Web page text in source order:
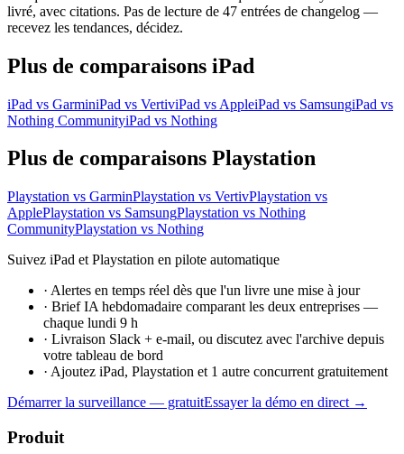
livré, avec citations. Pas de lecture de 47 entrées de changelog —
recevez les tendances, décidez.
Plus de comparaisons iPad
iPad vs GarminiPad vs VertiviPad vs AppleiPad vs SamsungiPad vs
Nothing CommunityiPad vs Nothing
Plus de comparaisons Playstation
Playstation vs GarminPlaystation vs VertivPlaystation vs
ApplePlaystation vs SamsungPlaystation vs Nothing
CommunityPlaystation vs Nothing
Suivez iPad et Playstation en pilote automatique
· Alertes en temps réel dès que l'un livre une mise à jour
· Brief IA hebdomadaire comparant les deux entreprises —
chaque lundi 9 h
· Livraison Slack + e-mail, ou discutez avec l'archive depuis
votre tableau de bord
· Ajoutez iPad, Playstation et 1 autre concurrent gratuitement
Démarrer la surveillance — gratuitEssayer la démo en direct →
Produit